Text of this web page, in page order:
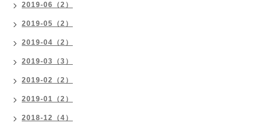
2019-06（2）
2019-05（2）
2019-04（2）
2019-03（3）
2019-02（2）
2019-01（2）
2018-12（4）